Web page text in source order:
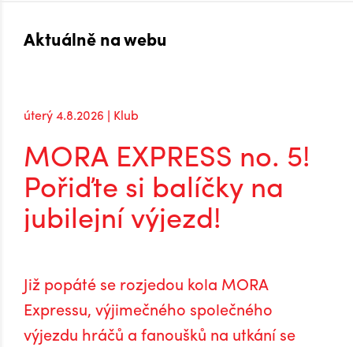
Aktuálně na webu
úterý 4.8.2026 | Klub
MORA EXPRESS no. 5!
Pořiďte si balíčky na
jubilejní výjezd!
Již popáté se rozjedou kola MORA
Expressu, výjimečného společného
výjezdu hráčů a fanoušků na utkání se